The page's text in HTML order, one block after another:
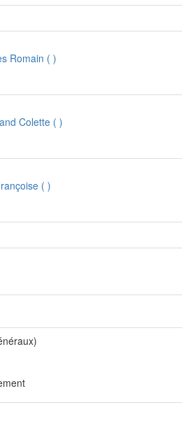
Romain ( )
Colette ( )
( )